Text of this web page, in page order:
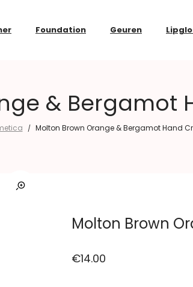
Foundation Geuren
& Bergamot
/ Molton Brown Orange & Bergamot Hand
Molton Brown
€14.00